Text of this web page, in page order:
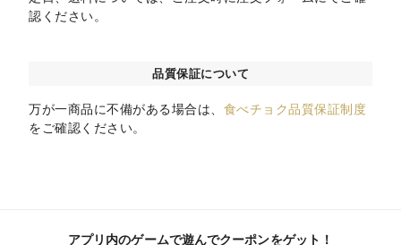
認ください。
品質保証について
万が一商品に不備がある場合は、 食べチョク品質保証制度
をご確認ください。
アプリ内のゲームで遊んでクーポンをゲット！